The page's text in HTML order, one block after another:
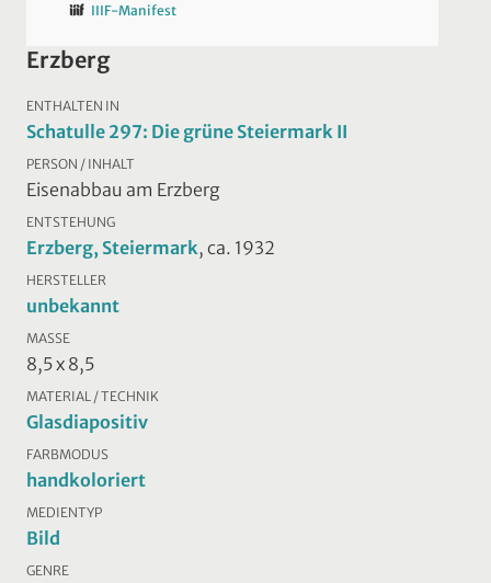
IIIF-Manifest
Erzberg
ENTHALTEN IN
Schatulle 297: Die grüne Steiermark II
PERSON / INHALT
Eisenabbau am Erzberg
ENTSTEHUNG
Erzberg, Steiermark, ca. 1932
HERSTELLER
unbekannt
MASSE
8,5 x 8,5
MATERIAL / TECHNIK
Glasdiapositiv
FARBMODUS
handkoloriert
MEDIENTYP
Bild
GENRE